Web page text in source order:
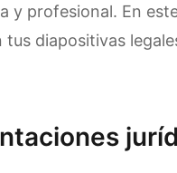
y profesional. En
diapositivas